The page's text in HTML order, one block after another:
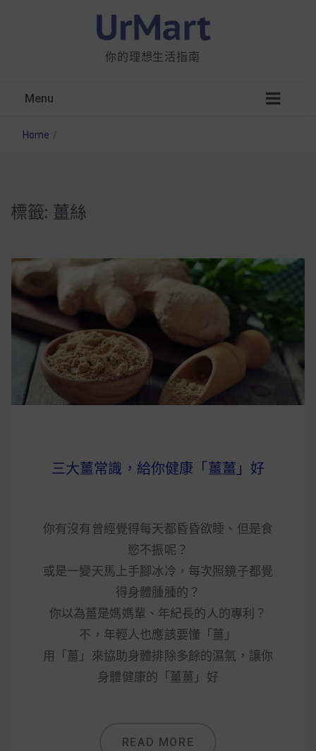
你的理想生活指南
Menu
星巴克都用 OATLY 泡咖啡？市售燕麥奶大剖
無麩質食物清單一覽：燕麥、麵包還有餅乾，
早餐這樣料理最適合！
早上沒時間做早餐？10 款隔夜更美味的燕麥粥
簡單料理
減醣食材推薦
減醣料理食譜
Home /
標籤: 薑絲
三大薑常識，給你健康「薑薑」好
你有沒有曾經覺得每天都昏昏欲睡、但是食
慾不振呢？
或是一變天馬上手腳冰冷，每次照鏡子都覺
得身體腫腫的？
你以為薑是媽媽輩、年紀長的人的專利？
不，年輕人也應該要懂「薑」
用「薑」來協助身體排除多餘的濕氣，讓你
身體健康的「薑薑」好
READ MORE